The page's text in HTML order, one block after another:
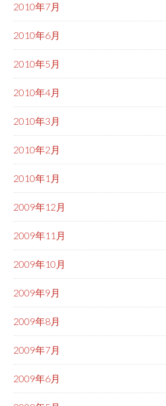
2010年7月
2010年6月
2010年5月
2010年4月
2010年3月
2010年2月
2010年1月
2009年12月
2009年11月
2009年10月
2009年9月
2009年8月
2009年7月
2009年6月